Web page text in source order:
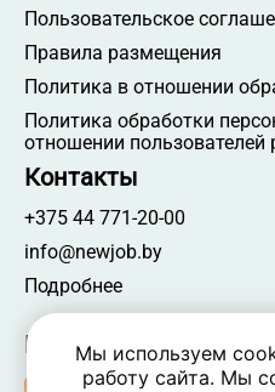
Работа супервайзером
Работа аппаратчиком
Работа инженером по
Работа продавцом-
Работа начальником
Работа технологом
Работа
Работа кассиром-
Работа помощником
Работа продавцом-
Пользовательское
Правила размещения
Политика в отношении
Политика обработки
отношении пользователей
Контакты
+375 44 771-20-00
info@newjob.by
Подробнее
Мы в соцсетях
Мы используем
работу сайта. Мы